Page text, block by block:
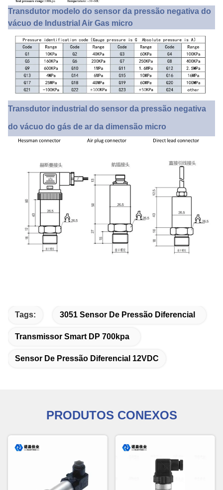
Transdutor modelo do sensor da pressão negativa do
vácuo de Industrial Air Gas micro
Transdutor industrial do sensor da pressão negativa
do vácuo do gás de ar da dimensão micro
Tags: 3051 Sensor De Pressão Diferencial
Transmissor Smart DP 700kpa
Sensor De Pressão Diferencial 12VDC
PRODUTOS CONEXOS